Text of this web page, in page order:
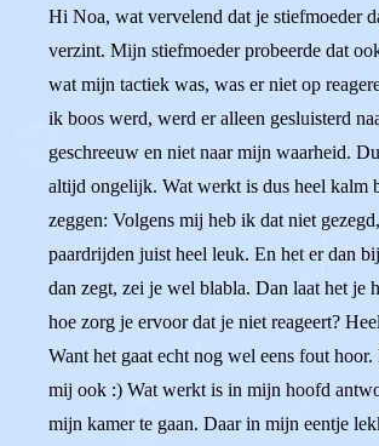
Hi Noa, wat vervelend dat je stiefmoeder
verzint. Mijn stiefmoeder probeerde dat
wat mijn tactiek was, was er niet op
ik boos werd, werd er alleen gesluisterd
geschreeuw en niet naar mijn waarheid.
altijd ongelijk. Wat werkt is dus heel kalm
zeggen: Volgens mij heb ik dat niet
paardrijden juist heel leuk. En het er dan
dan zegt, zei je wel blabla. Dan laat het je
hoe zorg je ervoor dat je niet reageert?
Want het gaat echt nog wel eens fout hoor.
mij ook :) Wat werkt is in mijn hoofd
mijn kamer te gaan. Daar in mijn eentje